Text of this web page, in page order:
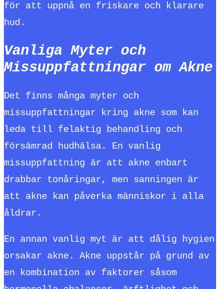
för att uppnå en friskare och klarare
hud.
Vanliga Myter och
Missuppfattningar om Akne
Det finns många myter och
missuppfattningar kring akne som kan
leda till felaktig behandling och
försämrad hudhälsa. En vanlig
missuppfattning är att akne enbart
drabbar tonåringar, men sanningen är
att akne kan påverka människor i alla
åldrar.
En annan vanlig myt är att dålig hygien
orsakar akne. Akne uppstår på grund av
en kombination av faktorer såsom